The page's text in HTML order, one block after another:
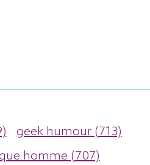
geek humour (713)
homme (707)